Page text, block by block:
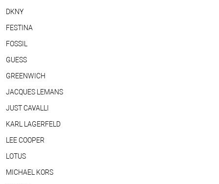
DKNY
FESTINA
FOSSIL
GUESS
GREENWICH
JACQUES LEMANS
JUST CAVALLI
KARL LAGERFELD
LEE COOPER
LOTUS
MICHAEL KORS